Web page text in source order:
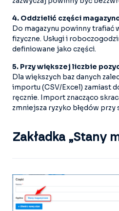
4. Oddzielić części
Do magazynu powinny trafiać
fizyczne. Usługi i
definiowane jako części.
5. Przy większej liczbie
Dla większych baz danych
importu (CSV/Excel) zamiast
ręcznie. Import znacząco
zmniejsza ryzyko błędów przy
Zakładka „Stany